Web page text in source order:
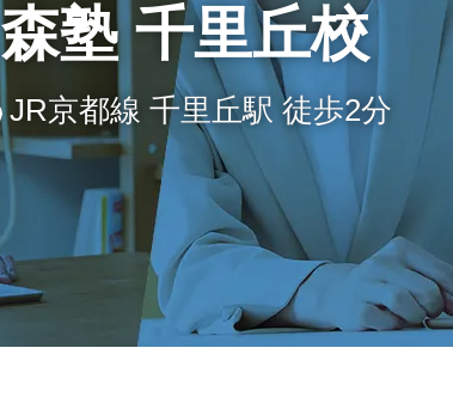
森塾 千里丘校
JR京都線 千里丘駅 徒歩2分